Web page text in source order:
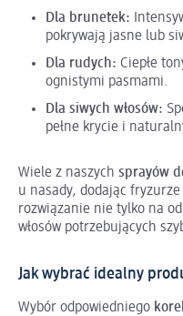
Dla brunetek:
pokrywają jasne lub
Dla rudych: Ciepłe
ognistymi pasmami.
Dla siwych włosów:
pełne krycie i
Wiele z naszych sprayów
u nasady, dodając
rozwiązanie nie tylko na
włosów potrzebujących
Jak wybrać idealny
Wybór odpowiedniego